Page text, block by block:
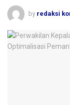
by redaksi